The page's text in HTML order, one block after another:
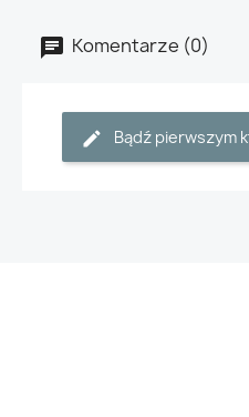
Komentarze (0)
Bądź pierwszym